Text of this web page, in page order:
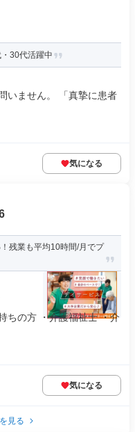
30代活躍中
いません。 「真摯に患者
気になる
残業も平均10時間/月でプ
ちの方 ・介護福祉士 ・介
気になる
見る